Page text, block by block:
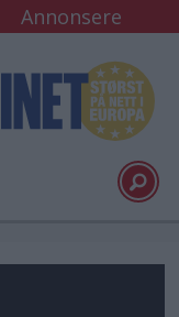
Annonsere